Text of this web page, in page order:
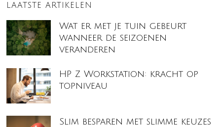
LAATSTE ARTIKELEN
Wat er met je tuin gebeurt
wanneer de seizoenen
veranderen
HP Z Workstation: kracht op
topniveau
Slim besparen met slimme keuzes